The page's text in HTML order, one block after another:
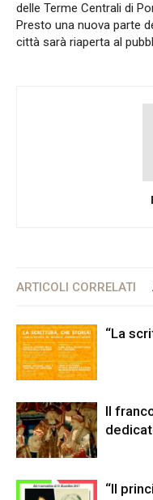
delle Terme Centrali di
Presto una nuova parte
città sarà riaperta al
ARTICOLI CORRELATI
“La
Il
“Il